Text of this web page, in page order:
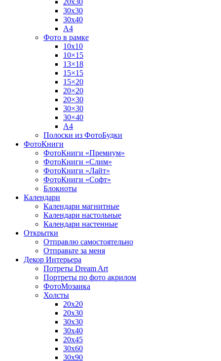
30х30
30х40
А4
Фото в рамке
10х10
10×15
13×18
15×15
15×20
20×20
20×30
30×30
30×40
A4
Полоски из ФотоБудки
ФотоКниги
ФотоКниги «Премиум»
ФотоКниги «Слим»
ФотоКниги «Лайт»
ФотоКниги «Софт»
Блокноты
Календари
Календари магнитные
Календари настольные
Календари настенные
Открытки
Отправлю самостоятельно
Отправьте за меня
Декор Интерьера
Потреты Dream Art
Портреты по фото акрилом
ФотоМозаика
Холсты
20х20
20х30
30х30
30х40
20х45
30х60
30х90